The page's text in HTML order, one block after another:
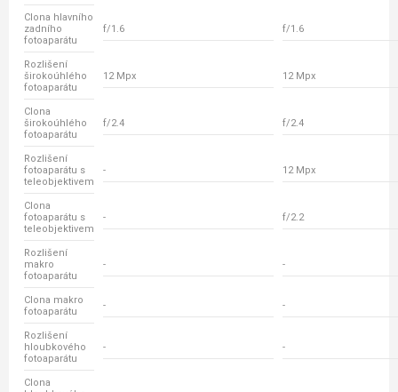
Clona hlavního
zadního
fotoaparátu
f/1.6 f/1.6
Rozlišení
širokoúhlého
fotoaparátu
12 Mpx 12 Mpx
Clona
širokoúhlého
fotoaparátu
f/2.4 f/2.4
Rozlišení
fotoaparátu s
teleobjektivem
- 12 Mpx
Clona
fotoaparátu s
teleobjektivem
- f/2.2
Rozlišení
makro
fotoaparátu
- -
Clona makro
fotoaparátu
- -
Rozlišení
hloubkového
fotoaparátu
- -
Clona